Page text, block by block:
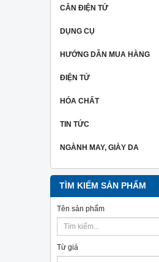
CÂN ĐIỆN TỬ
DỤNG CỤ
HƯỚNG DẪN MUA HÀNG
ĐIỆN TỬ
HÓA CHẤT
TIN TỨC
NGÀNH MAY, GIÀY DA
TÌM KIẾM SẢN PHẨM
Tên sản phẩm
Từ giá